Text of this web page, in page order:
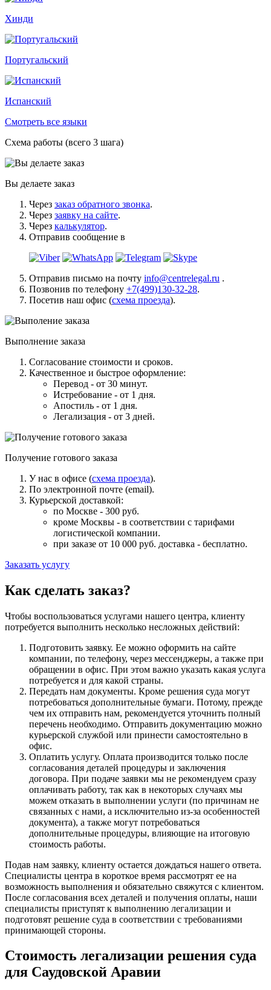
Хинди
Португальский
Испанский
Смотреть все языки
Схема работы (всего 3 шага)
Вы делаете заказ
Через заказ обратного звонка.
Через заявку на сайте.
Через калькулятор.
Отправив сообщение в
Отправив письмо на почту info@centrelegal.ru .
Позвонив по телефону +7(499)130-32-28.
Посетив наш офис (схема проезда).
Выполнение заказа
Согласование стоимости и сроков.
Качественное и быстрое оформление:
Перевод - от 30 минут.
Истребование - от 1 дня.
Апостиль - от 1 дня.
Легализация - от 3 дней.
Получение готового заказа
У нас в офисе (схема проезда).
По электронной почте (email).
Курьерской доставкой:
по Москве - 300 руб.
кроме Москвы - в соответствии с тарифами
логистической компании.
при заказе от 10 000 руб. доставка - бесплатно.
Заказать услугу
Как сделать заказ?
Чтобы воспользоваться услугами нашего центра, клиенту
потребуется выполнить несколько несложных действий:
Подготовить заявку. Ее можно оформить на сайте
компании, по телефону, через мессенджеры, а также при
обращении в офис. При этом важно указать какая услуга
потребуется и для какой страны.
Передать нам документы. Кроме решения суда могут
потребоваться дополнительные бумаги. Потому, прежде
чем их отправить нам, рекомендуется уточнить полный
перечень необходимо. Отправить документацию можно
курьерской службой или принести самостоятельно в
офис.
Оплатить услугу. Оплата производится только после
согласования деталей процедуры и заключения
договора. При подаче заявки мы не рекомендуем сразу
оплачивать работу, так как в некоторых случаях мы
можем отказать в выполнении услуги (по причинам не
связанных с нами, а исключительно из-за особенностей
документа), а также могут потребоваться
дополнительные процедуры, влияющие на итоговую
стоимость работы.
Подав нам заявку, клиенту остается дождаться нашего ответа.
Специалисты центра в короткое время рассмотрят ее на
возможность выполнения и обязательно свяжутся с клиентом.
После согласования всех деталей и получения оплаты, наши
специалисты приступят к выполнению легализации и
подготовят решение суда в соответствии с требованиями
принимающей стороны.
Стоимость легализации решения суда
для Саудовской Аравии